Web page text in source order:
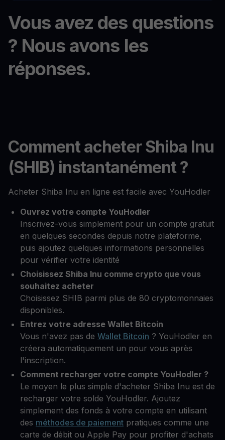
Vous avez des questions
? Nous avons les
réponses.
Comment acheter Shiba Inu
(SHIB) instantanément ?
Acheter Shiba Inu en ligne est facile avec YouHodler
Ouvrez votre compte YouHodler
Inscrivez-vous simplement pour un compte gratuit
en quelques secondes depuis notre plateforme,
puis ajoutez quelques informations personnelles
pour vérifier votre identité
Choisissez Shiba Inu comme crypto que vous
souhaitez acheter
Choisissez SHIB parmi plus de 80 cryptomonnaies
disponibles.
Entrez votre adresse Wallet Bitcoin
Vous n'avez pas de Wallet Bitcoin ? YouHodler en
créera automatiquement un pour vous après
l'inscription.
Comment recharger votre compte YouHodler ?
Le moyen le plus simple d'acheter Shiba Inu est de
recharger votre solde YouHodler. Ajoutez
simplement des fonds à votre compte en utilisant
des méthodes de paiement pratiques comme une
carte de débit ou Apple Pay pour profiter d'achats